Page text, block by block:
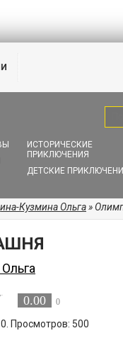
ИСТОРИЧЕСКИЕ
ПРИКЛЮЧЕНИЯ
ДЕТСКИЕ
Кузмина Ольга»
0.00 0
Просмотров: 500